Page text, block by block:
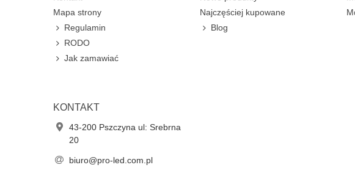
Mapa strony
Regulamin
RODO
Jak zamawiać
Najczęściej kupowane
Blog
KONTAKT
43-200 Pszczyna ul: Srebrna
20
biuro@pro-led.com.pl